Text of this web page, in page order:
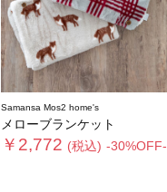
Samansa Mos2 home's
メローブランケット
￥2,772 (税込) -30%OFF-